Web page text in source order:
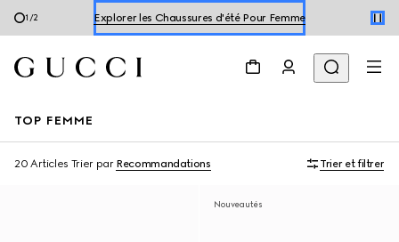
2 /2
Explore les Chaussures d'été Pour Homme
Explorer les Chaussures d'été Pour Femme
TOP FEMME
20 Articles Trier par Recommandations Trier et filtrer
Nouveautés